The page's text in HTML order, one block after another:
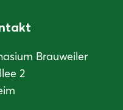
Brauweiler
2